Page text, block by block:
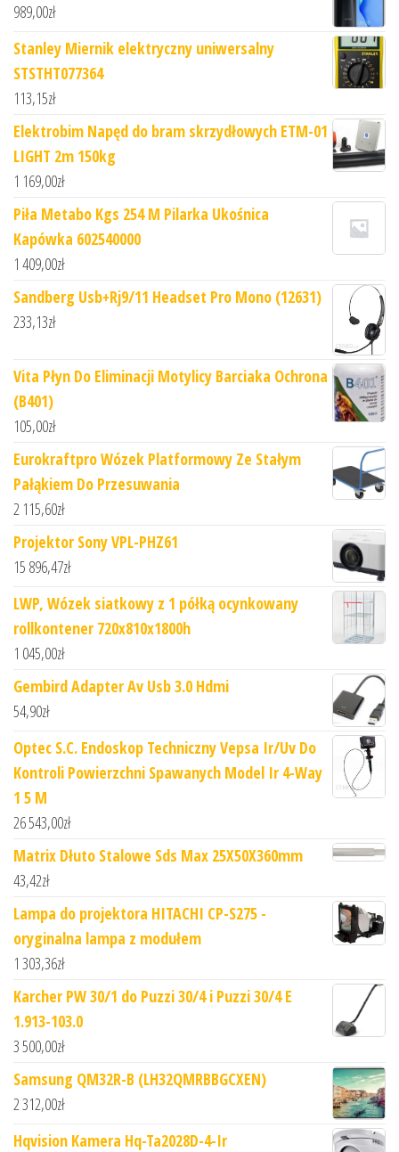
989,00zł
Stanley Miernik elektryczny uniwersalny
STSTHT077364
113,15zł
Elektrobim Napęd do bram skrzydłowych ETM-01
LIGHT 2m 150kg
1 169,00zł
Piła Metabo Kgs 254 M Pilarka Ukośnica
Kapówka 602540000
1 409,00zł
Sandberg Usb+Rj9/11 Headset Pro Mono (12631)
233,13zł
Vita Płyn Do Eliminacji Motylicy Barciaka Ochrona
(B401)
105,00zł
Eurokraftpro Wózek Platformowy Ze Stałym
Pałąkiem Do Przesuwania
2 115,60zł
Projektor Sony VPL-PHZ61
15 896,47zł
LWP, Wózek siatkowy z 1 półką ocynkowany
rollkontener 720x810x1800h
1 045,00zł
Gembird Adapter Av Usb 3.0 Hdmi
54,90zł
Optec S.C. Endoskop Techniczny Vepsa Ir/Uv Do
Kontroli Powierzchni Spawanych Model Ir 4-Way
1 5 M
26 543,00zł
Matrix Dłuto Stalowe Sds Max 25X50X360mm
43,42zł
Lampa do projektora HITACHI CP-S275 -
oryginalna lampa z modułem
1 303,36zł
Karcher PW 30/1 do Puzzi 30/4 i Puzzi 30/4 E
1.913-103.0
3 500,00zł
Samsung QM32R-B (LH32QMRBBGCXEN)
2 312,00zł
Hqvision Kamera Hq-Ta2028D-4-Ir